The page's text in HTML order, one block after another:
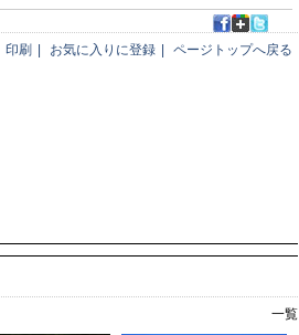
印刷 お気に入りに登録 ページトップへ戻る